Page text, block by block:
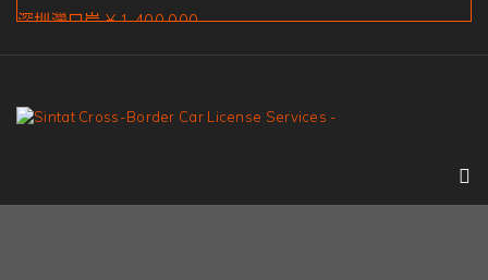
深圳灣口岸 ¥ 1,400,000
沙頭角口岸 ¥ 1,600,000